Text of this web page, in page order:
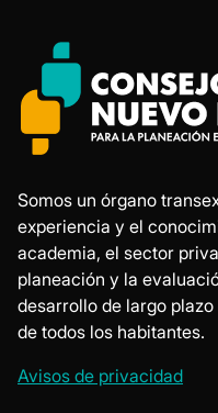
Somos un órgano
experiencia y el
academia, el sector
planeación y la
desarrollo de largo
de todos los habitantes.
Avisos de privacidad